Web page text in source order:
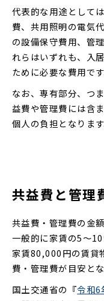
代表的な用途として
費、共用照明の電気
の設備保守費用、管
れらはいずれも、入
ために必要な費用です
なお、専有部分、つ
益費や管理費には含
個人の負担となります
共益費と管理
共益費・管理費の金
一般的に家賃の5〜10
家賃80,000円の賃貸
費・管理費が目安とな
国土交通省の『令和6